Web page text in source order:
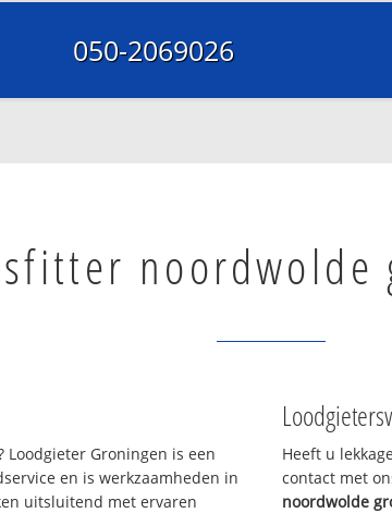
050-2069026
noordwolde
Groningen is een
en is werkzaamheden in
uitsluitend met ervaren
Heeft u
contact met
noordwolde